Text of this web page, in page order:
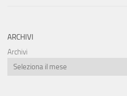
ARCHIVI
Archivi